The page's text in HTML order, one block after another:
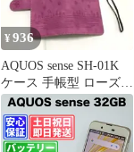
リア ケース 透明 無地
シンプル
¥936
AQUOS sense SH-01K
ケース 手帳型 ローズレ
ッド